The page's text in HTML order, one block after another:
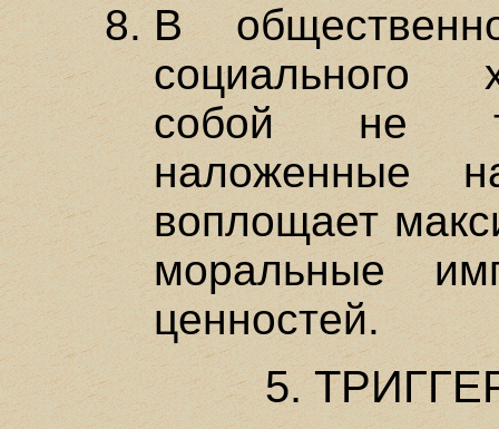
В
социального
собой не
наложенные
воплощает
моральные
ценностей.
5.